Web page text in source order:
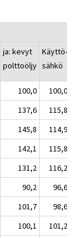
ja: kevyt
polttoöljy
Käyttö-
sähkö
100,0
100,0
137,6
115,8
145,8
114,9
142,1
115,8
131,2
116,2
90,2
96,6
101,7
98,6
100,1
101,2